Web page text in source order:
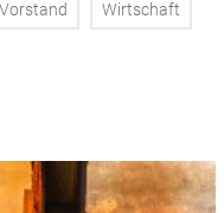
Vorstand Wirtschaft